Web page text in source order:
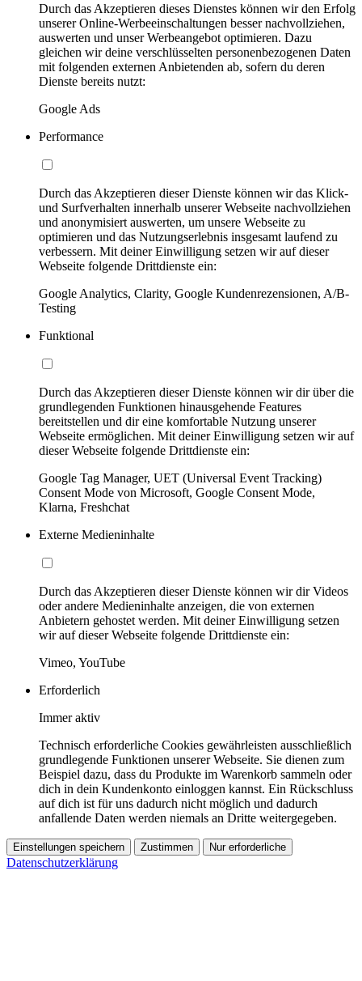
Durch das Akzeptieren dieses Dienstes können wir den Erfolg
unserer Online-Werbeeinschaltungen besser nachvollziehen,
auswerten und unser Werbeangebot optimieren. Dazu
gleichen wir deine verschlüsselten personenbezogenen Daten
mit folgenden externen Anbietenden ab, sofern du deren
Dienste bereits nutzt:
Google Ads
Performance
Durch das Akzeptieren dieser Dienste können wir das Klick-
und Surfverhalten innerhalb unserer Webseite nachvollziehen
und anonymisiert auswerten, um unsere Webseite zu
optimieren und das Nutzungserlebnis insgesamt laufend zu
verbessern. Mit deiner Einwilligung setzen wir auf dieser
Webseite folgende Drittdienste ein:
Google Analytics, Clarity, Google Kundenrezensionen, A/B-
Testing
Funktional
Durch das Akzeptieren dieser Dienste können wir dir über die
grundlegenden Funktionen hinausgehende Features
bereitstellen und dir eine komfortable Nutzung unserer
Webseite ermöglichen. Mit deiner Einwilligung setzen wir auf
dieser Webseite folgende Drittdienste ein:
Google Tag Manager, UET (Universal Event Tracking)
Consent Mode von Microsoft, Google Consent Mode,
Klarna, Freshchat
Externe Medieninhalte
Durch das Akzeptieren dieser Dienste können wir dir Videos
oder andere Medieninhalte anzeigen, die von externen
Anbietern gehostet werden. Mit deiner Einwilligung setzen
wir auf dieser Webseite folgende Drittdienste ein:
Vimeo, YouTube
Erforderlich
Immer aktiv
Technisch erforderliche Cookies gewährleisten ausschließlich
grundlegende Funktionen unserer Webseite. Sie dienen zum
Beispiel dazu, dass du Produkte im Warenkorb sammeln oder
dich in dein Kundenkonto einloggen kannst. Ein Rückschluss
auf dich ist für uns dadurch nicht möglich und dadurch
anfallende Daten werden niemals an Dritte weitergegeben.
Einstellungen speichern Zustimmen Nur erforderliche
Datenschutzerklärung